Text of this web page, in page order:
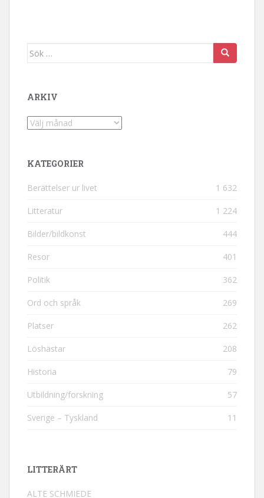
Sök efter:
ARKIV
Arkiv
KATEGORIER
Berättelser ur livet 1 632
Litteratur 1 224
Bilder/bildkonst 444
Resor 401
Politik 362
Ord och språk 269
Platser 262
Löshästar 208
Historia 79
Utbildning/forskning 57
Sverige – Tyskland 11
LITTERÄRT
ALTE SCHMIEDE